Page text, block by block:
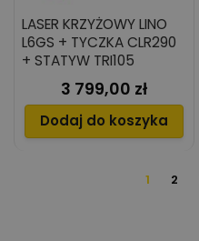
LASER KRZYŻOWY LINO
L6GS + TYCZKA CLR290
+ STATYW TRI105
Cena
3 799,00 zł
Dodaj do koszyka
1 2